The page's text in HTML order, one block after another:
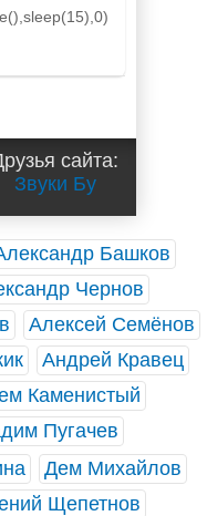
сайта:
Звуки Бу
Башков
Чернов
Алексей Семёнов
Андрей Кравец
Каменистый
Пугачев
Дем Михайлов
Щепетнов